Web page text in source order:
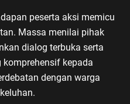
peserta aksi memicu
Massa menilai pihak
dialog terbuka serta
kepada
dengan warga